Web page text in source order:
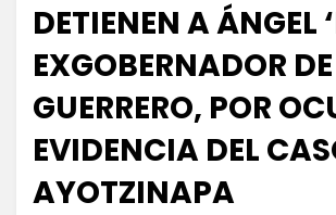
DETIENEN A ÁNGEL
EXGOBERNADOR DE
GUERRERO, POR
EVIDENCIA DEL
AYOTZINAPA